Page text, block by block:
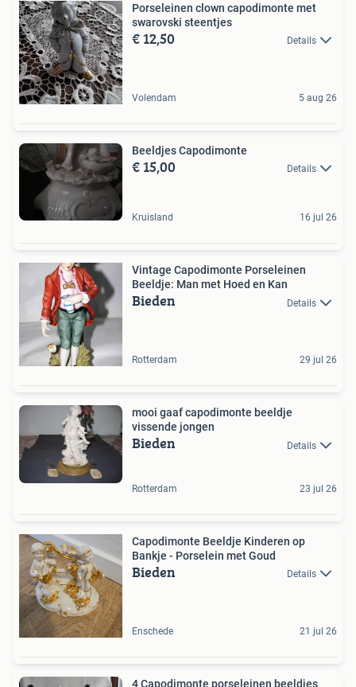
Porseleinen clown capodimonte met
swarovski steentjes
€ 12,50 Details
Volendam 5 aug 26
Beeldjes Capodimonte
€ 15,00 Details
Kruisland 16 jul 26
Vintage Capodimonte Porseleinen
Beeldje: Man met Hoed en Kan
Bieden Details
Rotterdam 29 jul 26
mooi gaaf capodimonte beeldje
vissende jongen
Bieden Details
Rotterdam 23 jul 26
Capodimonte Beeldje Kinderen op
Bankje - Porselein met Goud
Bieden Details
Enschede 21 jul 26
4 Capodimonte porseleinen beeldjes